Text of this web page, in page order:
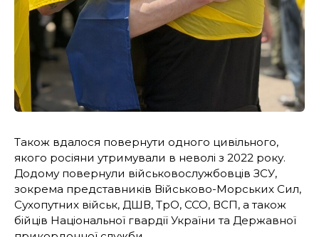
Також вдалося повернути одного цивільного,
якого росіяни утримували в неволі з 2022 року.
Додому повернули військовослужбовців ЗСУ,
зокрема представників Військово-Морських Сил,
Сухопутних військ, ДШВ, ТрО, ССО, ВСП, а також
бійців Національної гвардії України та Державної